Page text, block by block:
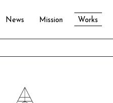
News Mission Works